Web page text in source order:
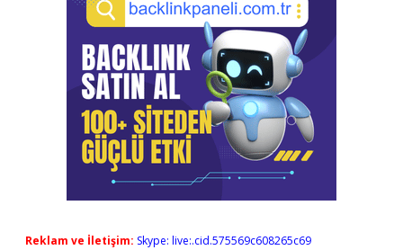
Reklam ve İletişim: Skype: live:.cid.575569c608265c69